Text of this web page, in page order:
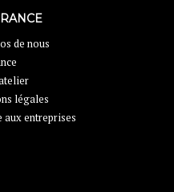
de nous
légales
aux entreprises